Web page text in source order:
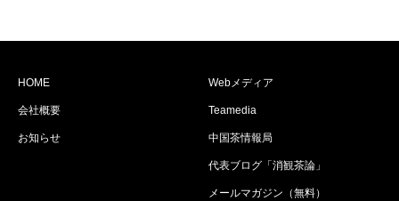
HOME
会社概要
お知らせ
Webメディア
Teamedia
中国茶情報局
代表ブログ「消観茶論」
メールマガジン（無料）